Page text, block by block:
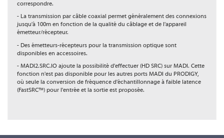
correspondre.
- La transmission par câble coaxial permet généralement des connexions
jusqu'à 100m en fonction de la qualité du câblage et de l'appareil
émetteur/récepteur.
- Des émetteurs-récepteurs pour la transmission optique sont
disponibles en accessoires.
- MADI2.SRC.IO ajoute la possibilité d'effectuer (HD SRC) sur MADI. Cette
fonction n'est pas disponible pour les autres ports MADI du PRODIGY,
où seule la conversion de fréquence d'échantillonnage à faible latence
(FastSRC™) pour l'entrée et la sortie est proposée.